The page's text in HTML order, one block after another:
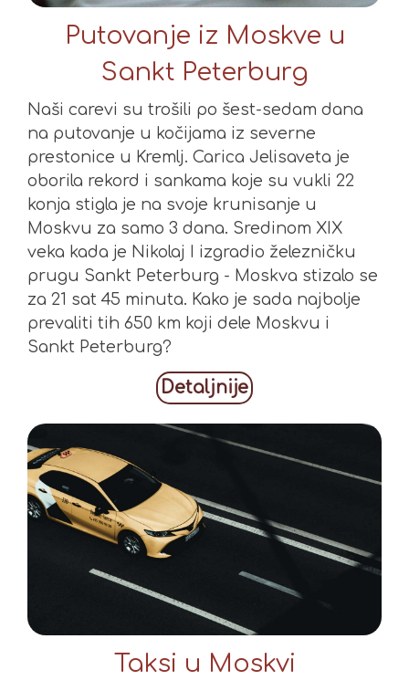
Putovanje iz Moskve u
Sankt Peterburg
Naši carevi su trošili po šest-sedam dana
na putovanje u kočijama iz severne
prestonice u Kremlj. Carica Jelisaveta je
oborila rekord i sankama koje su vukli 22
konja stigla je na svoje krunisanje u
Moskvu za samo 3 dana. Sredinom XIX
veka kada je Nikolaj I izgradio železničku
prugu Sankt Peterburg - Moskva stizalo se
za 21 sat 45 minuta. Kako je sada najbolje
prevaliti tih 650 km koji dele Moskvu i
Sankt Peterburg?
Detaljnije
Taksi u Moskvi